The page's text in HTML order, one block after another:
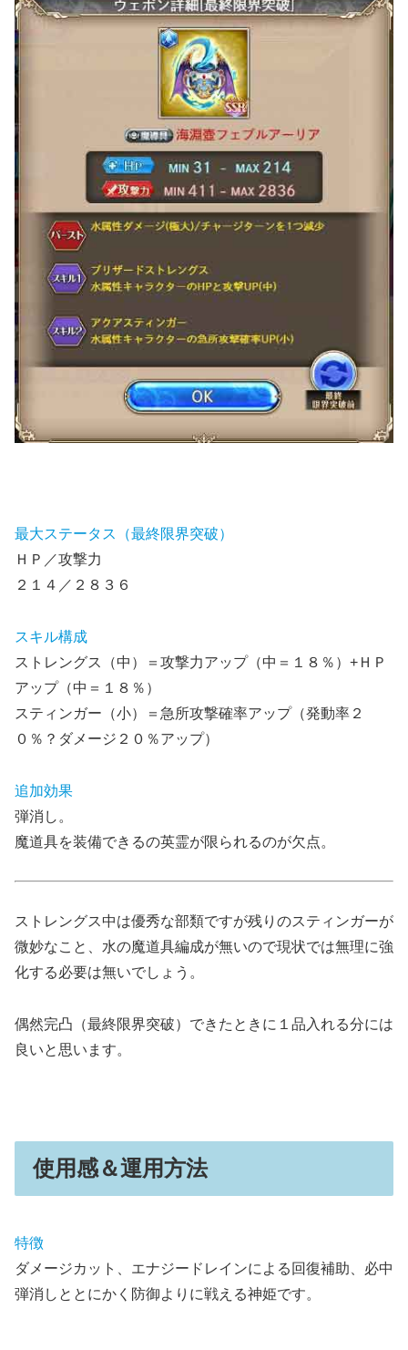
最大ステータス（最終限界突破）
ＨＰ／攻撃力
２１４／２８３６
スキル構成
ストレングス（中）＝攻撃力アップ（中＝１８％）+ＨＰ
アップ（中＝１８％）
スティンガー（小）＝急所攻撃確率アップ（発動率２
０％？ダメージ２０％アップ）
追加効果
弾消し。
魔道具を装備できるの英霊が限られるのが欠点。
ストレングス中は優秀な部類ですが残りのスティンガーが
微妙なこと、水の魔道具編成が無いので現状では無理に強
化する必要は無いでしょう。
偶然完凸（最終限界突破）できたときに１品入れる分には
良いと思います。
使用感＆運用方法
特徴
ダメージカット、エナジードレインによる回復補助、必中
弾消しととにかく防御よりに戦える神姫です。